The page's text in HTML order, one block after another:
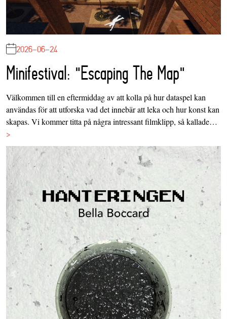
2026-06-24
Minifestival: "Escaping The Map"
Välkommen till en eftermiddag av att kolla på hur dataspel kan
användas för att utforska vad det innebär att leka och hur konst kan
skapas. Vi kommer titta på några intressant filmklipp, så kallade…
>